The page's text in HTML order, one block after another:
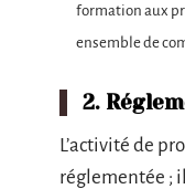
formation aux
ensemble de
2.
L’activité de
réglementée ;